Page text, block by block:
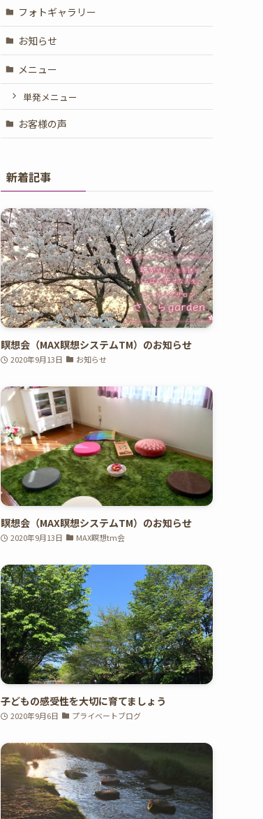
フォトギャラリー
お知らせ
メニュー
単発メニュー
お客様の声
新着記事
瞑想会（MAX瞑想システムTM）のお知らせ
2020年9月13日 お知らせ
瞑想会（MAX瞑想システムTM）のお知らせ
2020年9月13日 MAX瞑想tm会
子どもの感受性を大切に育てましょう
2020年9月6日 プライベートブログ